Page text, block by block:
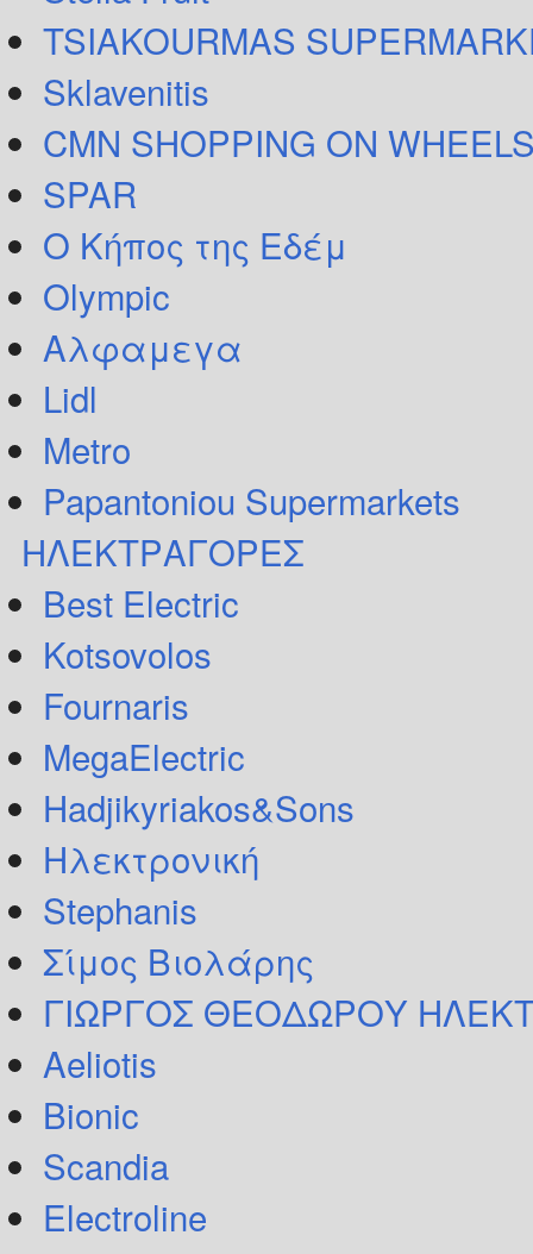
TSIAKOURMAS
Sklavenitis
CMN SHOPPING ON
SPAR
Ο Κήπος της Εδέμ
Olympic
Αλφαμεγα
Lidl
Metro
Papantoniou Supermarkets
ΗΛΕΚΤΡΑΓΟΡΕΣ
Best Electric
Kotsovolos
Fournaris
MegaElectric
Hadjikyriakos&Sons
Ηλεκτρονική
Stephanis
Σίμος Βιολάρης
ΓΙΩΡΓΟΣ ΘΕΟΔΩΡΟΥ
Aeliotis
Bionic
Scandia
Electroline